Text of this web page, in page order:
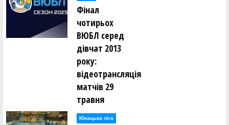
Фінал
чотирьох
ВЮБЛ серед
дівчат 2013
року:
відеотрансляція
матчів 29
травня
Юнацька ліга